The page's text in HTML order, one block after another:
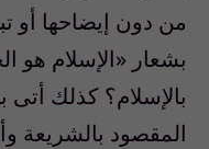
من دون إيضاحها أو
بشعار «الإسلام هو
بالإسلام؟ كذلك أتى
المقصود بالشريعة